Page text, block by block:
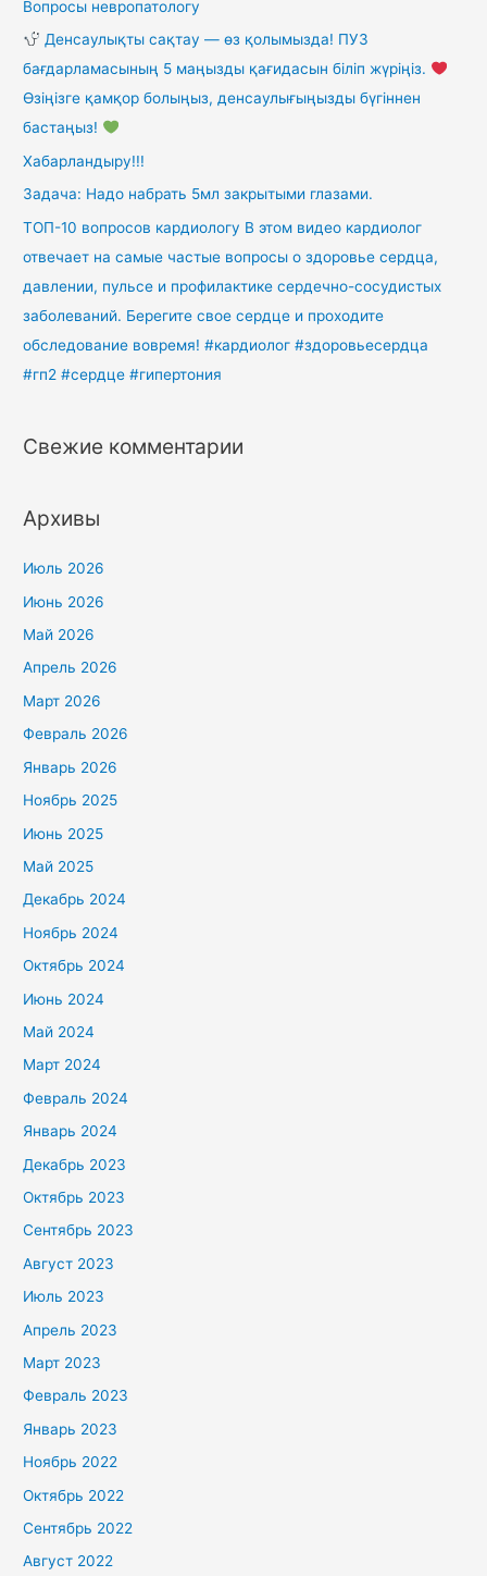
Вопросы невропатологу
Денсаулықты сақтау — өз қолымызда! ПУЗ
бағдарламасының 5 маңызды қағидасын біліп жүріңіз.
Өзіңізге қамқор болыңыз, денсаулығыңызды бүгіннен
бастаңыз!
Хабарландыру!!!
Задача: Надо набрать 5мл закрытыми глазами.
ТОП-10 вопросов кардиологу В этом видео кардиолог
отвечает на самые частые вопросы о здоровье сердца,
давлении, пульсе и профилактике сердечно-сосудистых
заболеваний. Берегите свое сердце и проходите
обследование вовремя! #кардиолог #здоровьесердца
#гп2 #сердце #гипертония
Свежие комментарии
Архивы
Июль 2026
Июнь 2026
Май 2026
Апрель 2026
Март 2026
Февраль 2026
Январь 2026
Ноябрь 2025
Июнь 2025
Май 2025
Декабрь 2024
Ноябрь 2024
Октябрь 2024
Июнь 2024
Май 2024
Март 2024
Февраль 2024
Январь 2024
Декабрь 2023
Октябрь 2023
Сентябрь 2023
Август 2023
Июль 2023
Апрель 2023
Март 2023
Февраль 2023
Январь 2023
Ноябрь 2022
Октябрь 2022
Сентябрь 2022
Август 2022